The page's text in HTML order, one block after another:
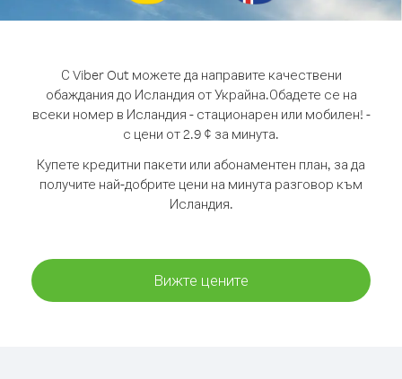
С Viber Out можете да направите качествени
обаждания до Исландия от Украйна.Обадете се на
всеки номер в Исландия - стационарен или мобилен! -
с цени от 2.9 ¢ за минута.
Купете кредитни пакети или абонаментен план, за да
получите най-добрите цени на минута разговор към
Исландия.
Вижте цените